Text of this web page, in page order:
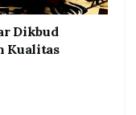
Dikbud
Kualitas